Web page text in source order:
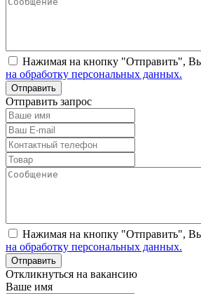
Нажимая на кнопку "Отправить",
на обработку персональных данных.
Отправить запрос
Нажимая на кнопку "Отправить",
на обработку персональных данных.
Откликнуться на вакансию
Ваше имя